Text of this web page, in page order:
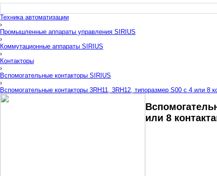
Техника автоматизации
›
Промышленные аппараты управления SIRIUS
›
Коммутационные аппараты SIRIUS
›
Контакторы
›
Вспомогательные контакторы SIRIUS
›
Вспомогательные контакторы 3RH11, 3RH12, типоразмер S00 с 4 или 8
или 8